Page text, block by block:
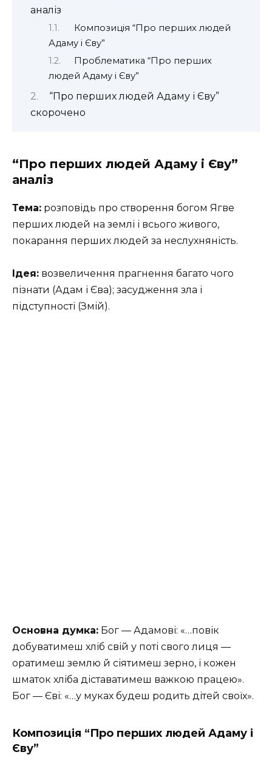
аналіз
Композиція “Про перших людей
Адаму і Єву”
Проблематика “Про перших
людей Адаму і Єву”
“Про перших людей Адаму і Єву”
скорочено
“Про перших людей Адаму і Єву”
аналіз
Тема: розповідь про створення богом Ягве
перших людей на землі і всього живого,
покарання перших людей за неслухняність.
Ідея: возвеличення прагнення багато чого
пізнати (Адам і Єва); засудження зла і
підступності (Змій).
Основна думка: Бог — Адамові: «…повік
добуватимеш хліб свій у поті свого лиця —
оратимеш землю й сіятимеш зерно, і кожен
шматок хліба діставатимеш важкою працею».
Бог — Єві: «…у муках будеш родить дітей своїх».
Композиція “Про перших людей Адаму і
Єву”